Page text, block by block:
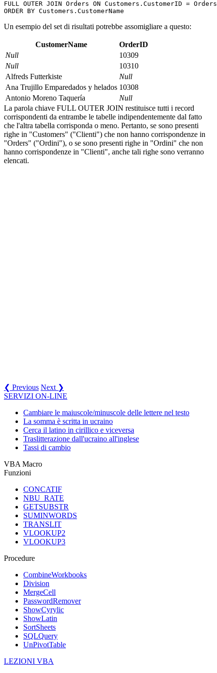
FULL OUTER JOIN Orders ON Customers.CustomerID =
Un esempio del set di risultati potrebbe assomigliare a questo:
CustomerName
OrderID
Null
10309
Null
10310
Alfreds Futterkiste
Null
Ana Trujillo Emparedados y helados 10308
Antonio Moreno Taquería
Null
La parola chiave FULL OUTER JOIN restituisce tutti i record
corrispondenti da entrambe le tabelle indipendentemente dal fatto
che l'altra tabella corrisponda o meno. Pertanto, se sono presenti
righe in "Customers" ("Clienti") che non hanno corrispondenze in
"Orders" ("Ordini"), o se sono presenti righe in "Ordini" che non
hanno corrispondenze in "Clienti", anche tali righe sono verranno
elencati.
❮ Previous Next ❯
SERVIZI ON-LINE
Cambiare le maiuscole/minuscole delle lettere nel testo
La somma è scritta in ucraino
Cerca il latino in cirillico e viceversa
Traslitterazione dall'ucraino all'inglese
Tassi di cambio
VBA Macro
Funzioni
CONCATIF
NBU_RATE
GETSUBSTR
SUMINWORDS
TRANSLIT
VLOOKUP2
VLOOKUP3
Procedure
CombineWorkbooks
Division
MergeCell
PasswordRemover
ShowCyrylic
ShowLatin
SortSheets
SQLQuery
UnPivotTable
LEZIONI VBA